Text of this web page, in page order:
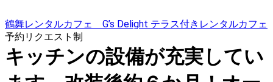
鶴舞レンタルカフェ G’s Delight テラス付きレンタルカフェ
予約リクエスト制
キッチンの設備が充実してい